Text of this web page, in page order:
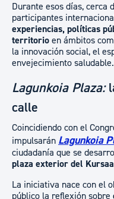
Durante esos días, cerca
participantes
experiencias, políticas
territorio en ámbitos
la innovación social, el
envejecimiento saludable.
Lagunkoia Plaza:
calle
Coincidiendo con el
impulsarán Lagunkoia
ciudadanía que se
plaza exterior del
La iniciativa nace con el
público la reflexión sobre